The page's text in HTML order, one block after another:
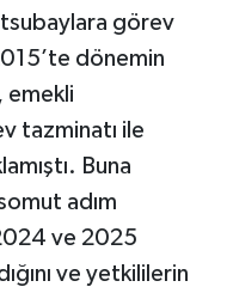
görev
dönemin
emekli
tazminatı ile
Buna
adım
ve 2025
ve yetkililerin